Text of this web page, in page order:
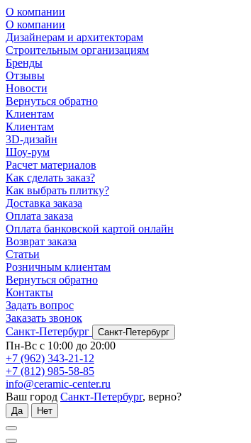
О компании
О компании
Дизайнерам и архитекторам
Строительным организациям
Бренды
Отзывы
Новости
Вернуться обратно
Клиентам
Клиентам
3D-дизайн
Шоу-рум
Расчет материалов
Как сделать заказ?
Как выбрать плитку?
Доставка заказа
Оплата заказа
Оплата банковской картой онлайн
Возврат заказа
Статьи
Розничным клиентам
Вернуться обратно
Контакты
Задать вопрос
Заказать звонок
Санкт-Петербург
Санкт-Петербург
Пн-Вс с 10:00 до 20:00
+7 (962) 343-21-12
+7 (812) 985-58-85
info@ceramic-center.ru
Ваш город Санкт-Петербург, верно?
Да Нет